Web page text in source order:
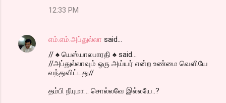
12:33 PM
எம்.எம்.அப்துல்லா said…
// ♠ யெஸ்.பாலபாரதி ♠ said...
//அப்துல்லாவும் ஒரு அய்யர் என்ற உண்மை வெளியே
வந்துவிட்டது//
தம்பி நீயுமா... சொல்லவே இல்லயே..?